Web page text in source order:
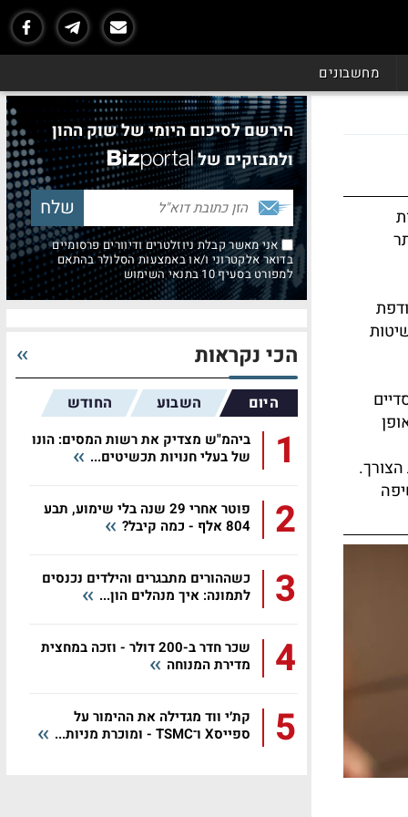
מחשבונים
הירשם לסיכום היומי של שוק ההון
ולמבזקים של
אני מאשר קבלת ניוזלטרים ודיוורים פרסומיים
בדואר אלקטרוני ו/או באמצעות הסלולר בהתאם
למפורט בסעיף 10 בתנאי השימוש
הכי נקראות
היום השבוע החודש
1
ביהמ"ש מצדיק את רשות המסים: הונו
של בעלי חנויות תכשיטים...
2
פוטר אחרי 29 שנה בלי שימוע, תבע
804 אלף - כמה קיבל?
3
כשההורים מתבגרים והילדים נכנסים
לתמונה: איך מנהלים הון...
4
שכר חדר ב-200 דולר - וזכה במחצית
מדירת המנוחה
5
קת׳י ווד מגדילה את ההימור על
ספייסX ו־TSMC - ומוכרת מניות...